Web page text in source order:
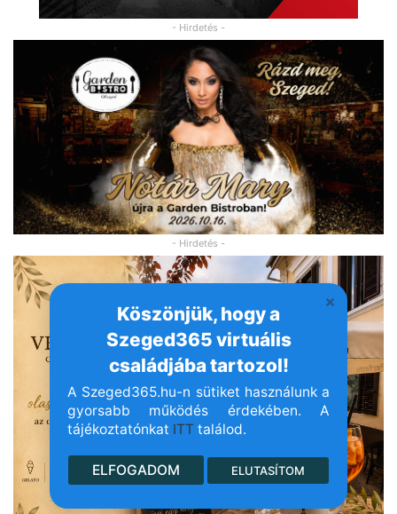
Köszönjük, hogy a
Szeged365 virtuális
családjába tartozol!
A Szeged365.hu-n sütiket használunk a
gyorsabb működés érdekében. A
tájékoztatónkat ITT találod.
ELFOGADOM ELUTASÍTOM
- Hirdetés -
- Hirdetés -